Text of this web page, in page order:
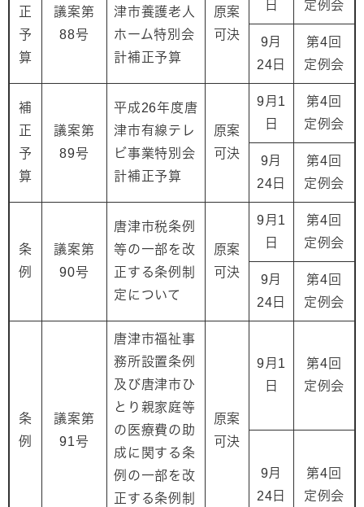
正
予
算
議案第
88号
津市養護老人
ホーム特別会
計補正予算
原案
可決
日
定例会
9月
24日
第4回
定例会
補
正
予
算
議案第
89号
平成26年度唐
津市有線テレ
ビ事業特別会
計補正予算
原案
可決
9月1
日
第4回
定例会
9月
24日
第4回
定例会
条
例
議案第
90号
唐津市税条例
等の一部を改
正する条例制
定について
原案
可決
9月1
日
第4回
定例会
9月
24日
第4回
定例会
条
例
議案第
91号
唐津市福祉事
務所設置条例
及び唐津市ひ
とり親家庭等
の医療費の助
成に関する条
例の一部を改
正する条例制
原案
可決
9月1
日
第4回
定例会
9月
24日
第4回
定例会